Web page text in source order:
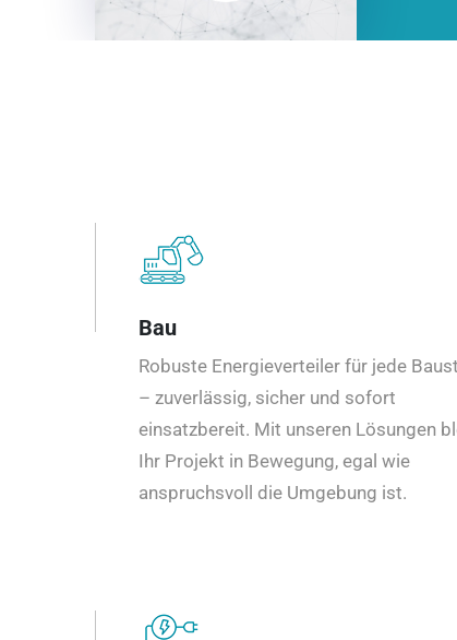
Bau
Robuste Energieverteiler für jede
– zuverlässig, sicher und sofort
einsatzbereit. Mit unseren Lösungen
Ihr Projekt in Bewegung, egal wie
anspruchsvoll die Umgebung ist.